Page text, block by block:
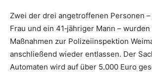
Zwei der drei angetroffenen Personen
Frau und ein 41‑jähriger Mann –
Maßnahmen zur Polizeiinspektion
anschließend wieder entlassen. Der
Automaten wird auf über 5.000 Euro